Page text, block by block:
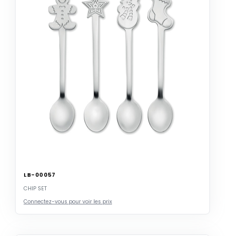
LB-00057
CHIP SET
Connectez-vous pour voir les prix